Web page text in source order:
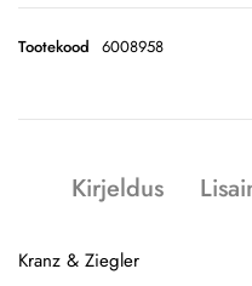
Tootekood 6008958
Kirjeldus
Kranz & Ziegler